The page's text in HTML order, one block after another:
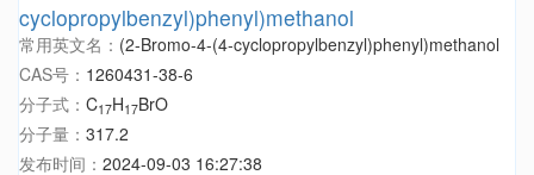
cyclopropylbenzyl)phenyl)methanol
常用英文名： (2-Bromo-4-(4-cyclopropylbenzyl)phenyl)methanol
CAS号： 1260431-38-6
分子式： C17H17BrO
分子量： 317.2
发布时间： 2024-09-03 16:27:38